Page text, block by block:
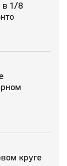
в 1/8
круге